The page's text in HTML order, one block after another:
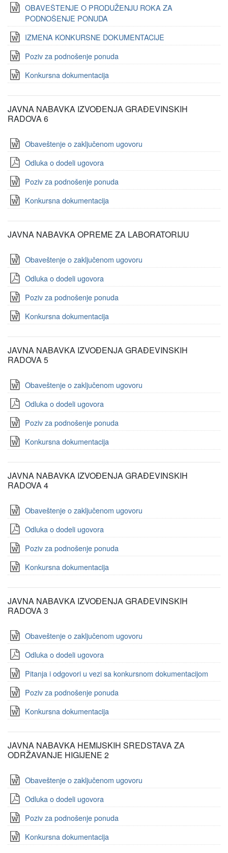
OBAVEŠTENJE O PRODUŽENJU ROKA ZA
PODNOŠENJE PONUDA
IZMENA KONKURSNE DOKUMENTACIJE
Poziv za podnošenje ponuda
Konkursna dokumentacija
JAVNA NABAVKA IZVOĐENJA GRAĐEVINSKIH
RADOVA 6
Obaveštenje o zaključenom ugovoru
Odluka o dodeli ugovora
Poziv za podnošenje ponuda
Konkursna dokumentacija
JAVNA NABAVKA OPREME ZA LABORATORIJU
Obaveštenje o zaključenom ugovoru
Odluka o dodeli ugovora
Poziv za podnošenje ponuda
Konkursna dokumentacija
JAVNA NABAVKA IZVOĐENJA GRAĐEVINSKIH
RADOVA 5
Obaveštenje o zaključenom ugovoru
Odluka o dodeli ugovora
Poziv za podnošenje ponuda
Konkursna dokumentacija
JAVNA NABAVKA IZVOĐENJA GRAĐEVINSKIH
RADOVA 4
Obaveštenje o zaključenom ugovoru
Odluka o dodeli ugovora
Poziv za podnošenje ponuda
Konkursna dokumentacija
JAVNA NABAVKA IZVOĐENJA GRAĐEVINSKIH
RADOVA 3
Obaveštenje o zaključenom ugovoru
Odluka o dodeli ugovora
Pitanja i odgovori u vezi sa konkursnom dokumentacijom
Poziv za podnošenje ponuda
Konkursna dokumentacija
JAVNA NABAVKA HEMIJSKIH SREDSTAVA ZA
ODRŽAVANJE HIGIJENE 2
Obaveštenje o zaključenom ugovoru
Odluka o dodeli ugovora
Poziv za podnošenje ponuda
Konkursna dokumentacija